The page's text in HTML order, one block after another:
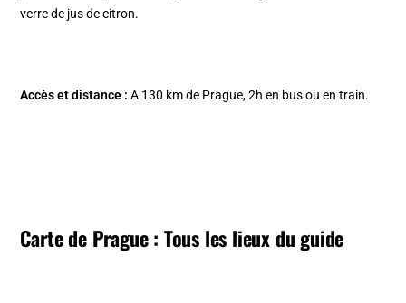
verre de jus de citron.
Accès et distance : A 130 km de Prague, 2h en bus ou en train.
Carte de Prague : Tous les lieux du guide